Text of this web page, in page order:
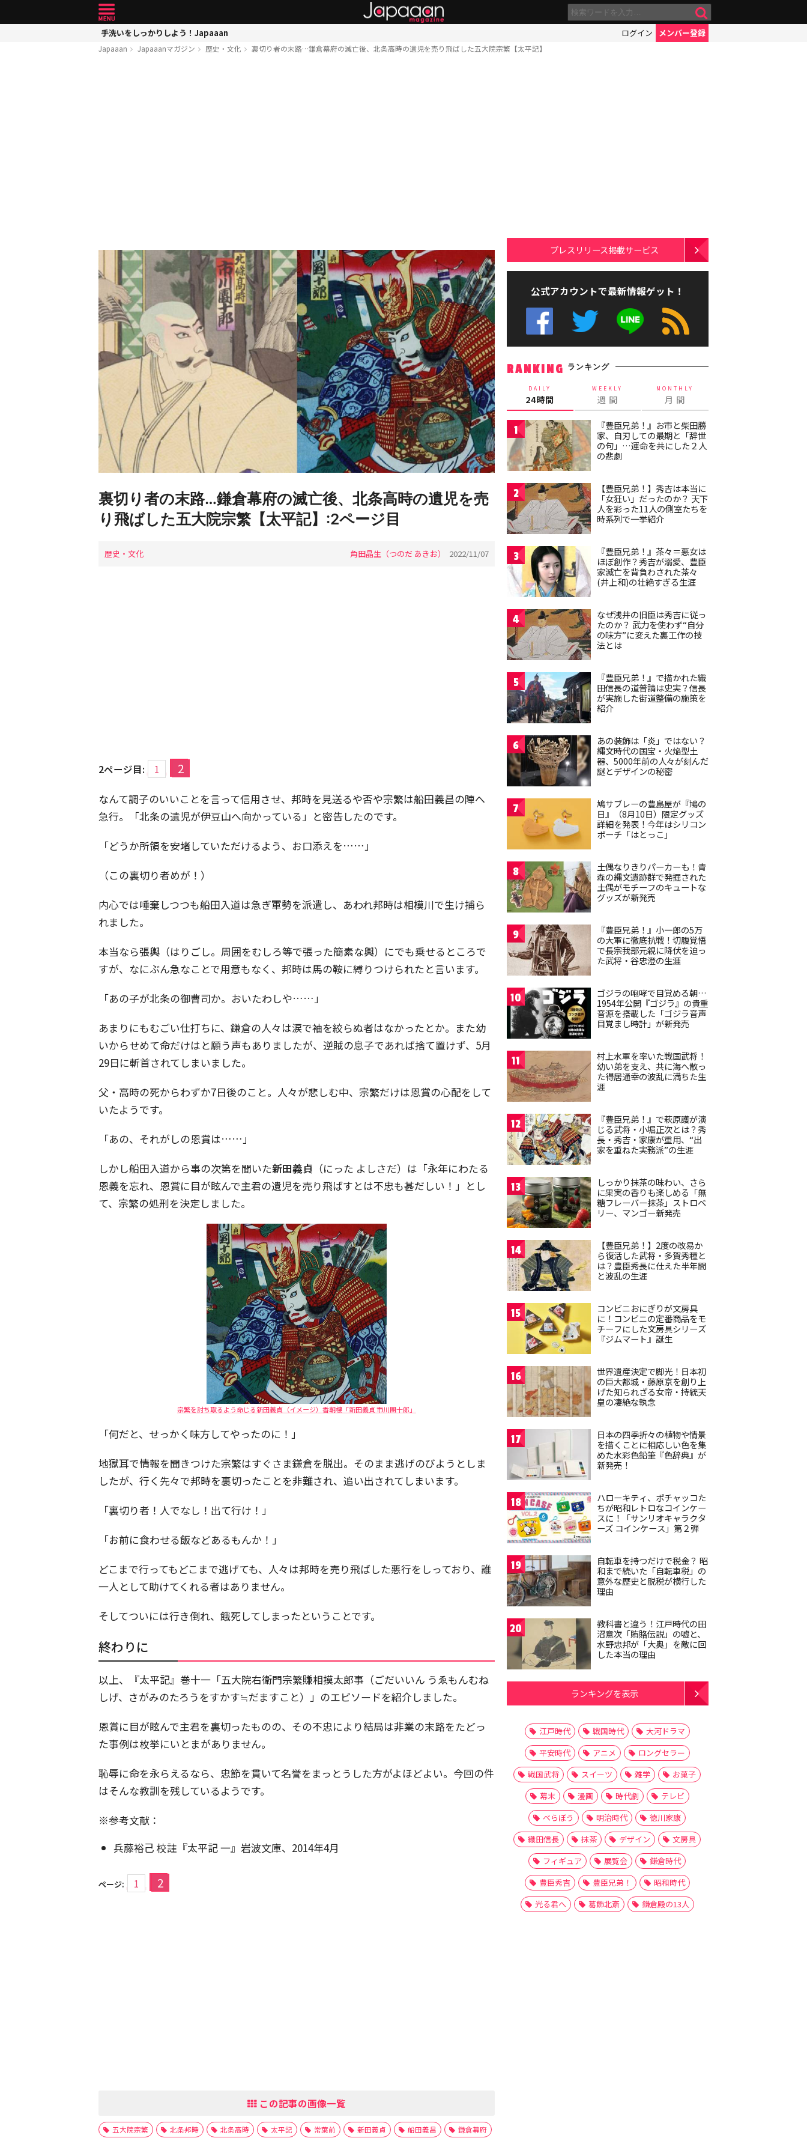
手洗いをしっかりしよう！Japaaan ログイン メンバー登録
Japaaan Japaaanマガジン 歴史・文化 裏切り者の末路…鎌倉幕府の滅亡後、北条高時の遺児を売り飛ばした五大院宗繁【太平記】
裏切り者の末路…鎌倉幕府の滅亡後、北条高時の遺児を売
り飛ばした五大院宗繁【太平記】:2ページ目
歴史・文化 角田晶生（つのだ あきお） 2022/11/07
2ページ目: 1 2
なんて調子のいいことを言って信用させ、邦時を見送るや否や宗繁は船田義昌の陣へ
急行。「北条の遺児が伊豆山へ向かっている」と密告したのです。
「どうか所領を安堵していただけるよう、お口添えを……」
（この裏切り者めが！）
内心では唾棄しつつも船田入道は急ぎ軍勢を派遣し、あわれ邦時は相模川で生け捕ら
れました。
本当なら張輿（はりごし。周囲をむしろ等で張った簡素な輿）にでも乗せるところで
すが、なにぶん急なことで用意もなく、邦時は馬の鞍に縛りつけられたと言います。
「あの子が北条の御曹司か。おいたわしや……」
あまりにもむごい仕打ちに、鎌倉の人々は涙で袖を絞らぬ者はなかったとか。また幼
いからせめて命だけはと願う声もありましたが、逆賊の息子であれば捨て置けず、5月
29日に斬首されてしまいました。
父・高時の死からわずか7日後のこと。人々が悲しむ中、宗繁だけは恩賞の心配をして
いたようです。
「あの、それがしの恩賞は……」
しかし船田入道から事の次第を聞いた新田義貞 （にった よしさだ）は「永年にわたる
恩義を忘れ、恩賞に目が眩んで主君の遺児を売り飛ばすとは不忠も甚だしい！」とし
て、宗繁の処刑を決定しました。
宗繁を討ち取るよう命じる新田義貞（イメージ）香朝樓「新田義貞 市川團十郎」
「何だと、せっかく味方してやったのに！」
地獄耳で情報を聞きつけた宗繁はすぐさま鎌倉を脱出。そのまま逃げのびようとしま
したが、行く先々で邦時を裏切ったことを非難され、追い出されてしまいます。
「裏切り者！人でなし！出て行け！」
「お前に食わせる飯などあるもんか！」
どこまで行ってもどこまで逃げても、人々は邦時を売り飛ばした悪行をしっており、誰
一人として助けてくれる者はありません。
そしてついには行き倒れ、餓死してしまったということです。
終わりに
以上、『太平記』巻十一「五大院右衛門宗繁賺相摸太郎事（ごだいいん うゑもんむね
しげ、さがみのたろうをすかす≒だますこと）」のエピソードを紹介しました。
恩賞に目が眩んで主君を裏切ったものの、その不忠により結局は非業の末路をたどっ
た事例は枚挙にいとまがありません。
恥辱に命を永らえるなら、忠節を貫いて名誉をまっとうした方がよほどよい。今回の件
はそんな教訓を残しているようです。
※参考文献：
兵藤裕己 校註『太平記 一』岩波文庫、2014年4月
ページ: 1 2
この記事の画像一覧
五大院宗繁 北条邦時 北条高時 太平記 常葉前 新田義貞 船田義昌 鎌倉幕府
プレスリリース掲載サービス
公式アカウントで最新情報ゲット！
RANKING ランキング
DAILY
24時間
WEEKLY
週 間
MONTHLY
月 間
1
『豊臣兄弟！』お市と柴田勝
家、自刃しての最期と「辞世
の句」…運命を共にした２人
の悲劇
2
【豊臣兄弟！】秀吉は本当に
「女狂い」だったのか？ 天下
人を彩った11人の側室たちを
時系列で一挙紹介
3
『豊臣兄弟！』茶々＝悪女は
ほぼ創作？秀吉が溺愛、豊臣
家滅亡を背負わされた茶々
(井上和)の壮絶すぎる生涯
4
なぜ浅井の旧臣は秀吉に従っ
たのか？ 武力を使わず“自分
の味方”に変えた裏工作の技
法とは
5
『豊臣兄弟！』で描かれた織
田信長の道普請は史実？信長
が実施した街道整備の施策を
紹介
6
あの装飾は「炎」ではない？
縄文時代の国宝・火焔型土
器、5000年前の人々が刻んだ
謎とデザインの秘密
7
鳩サブレーの豊島屋が『鳩の
日』（8月10日）限定グッズ
詳細を発表！今年はシリコン
ポーチ「はとっこ」
8
土偶なりきりパーカーも！青
森の縄文遺跡群で発掘された
土偶がモチーフのキュートな
グッズが新発売
9
『豊臣兄弟！』小一郎の5万
の大軍に徹底抗戦！切腹覚悟
で長宗我部元親に降伏を迫っ
た武将・谷忠澄の生涯
10
ゴジラの咆哮で目覚める朝…
1954年公開『ゴジラ』の貴重
音源を搭載した「ゴジラ音声
目覚まし時計」が新発売
11
村上水軍を率いた戦国武将！
幼い弟を支え、共に海へ散っ
た得居通幸の波乱に満ちた生
涯
12
『豊臣兄弟！』で萩原護が演
じる武将・小堀正次とは？秀
長・秀吉・家康が重用、“出
家を重ねた実務派”の生涯
13
しっかり抹茶の味わい、さら
に果実の香りも楽しめる「無
糖フレーバー抹茶」ストロベ
リー、マンゴー新発売
14
【豊臣兄弟！】2度の改易か
ら復活した武将・多賀秀種と
は？豊臣秀長に仕えた半年間
と波乱の生涯
15
コンビニおにぎりが文房具
に！コンビニの定番商品をモ
チーフにした文房具シリーズ
『ジムマート』誕生
16
世界遺産決定で脚光！日本初
の巨大都城・藤原京を創り上
げた知られざる女帝・持統天
皇の凄絶な執念
17
日本の四季折々の植物や情景
を描くことに相応しい色を集
めた水彩色鉛筆『色辞典』が
新発売！
18
ハローキティ、ポチャッコた
ちが昭和レトロなコインケー
スに！「サンリオキャラクタ
ーズ コインケース」第２弾
19
自転車を持つだけで税金？ 昭
和まで続いた「自転車税」の
意外な歴史と脱税が横行した
理由
20
教科書と違う！江戸時代の田
沼意次「賄賂伝説」の嘘と、
水野忠邦が「大奥」を敵に回
した本当の理由
ランキングを表示
江戸時代 戦国時代
大河ドラマ
平安時代
アニメ
ロングセラー
戦国武将
スイーツ 雑学
お菓子
幕末
漫画 時代劇
テレビ
べらぼう
明治時代
徳川家康
織田信長
抹茶 デザイン
文房具
フィギュア
展覧会
鎌倉時代
豊臣秀吉
豊臣兄弟！
昭和時代
光る君へ
葛飾北斎 鎌倉殿の13人